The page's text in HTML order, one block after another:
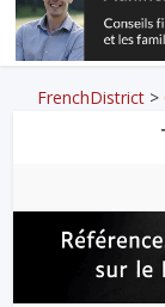
FrenchDistrict >